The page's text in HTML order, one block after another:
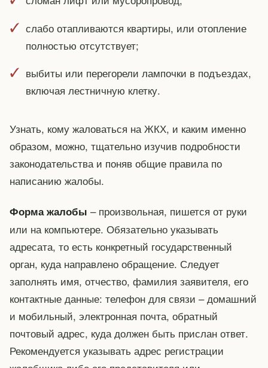
слабо отапливаются квартиры, или отопление
полностью отсутствует;
выбиты или перегорели лампочки в подъездах,
включая лестничную клетку.
Узнать, кому жаловаться на ЖКХ, и каким именно
образом, можно, тщательно изучив подробности
законодательства и поняв общие правила по
написанию жалобы.
Форма жалобы – произвольная, пишется от руки
или на компьютере. Обязательно указывать
адресата, то есть конкретный государственный
орган, куда направлено обращение. Следует
заполнять имя, отчество, фамилия заявителя, его
контактные данные: телефон для связи – домашний
и мобильный, электронная почта, обратный
почтовый адрес, куда должен быть прислан ответ.
Рекомендуется указывать адрес регистрации